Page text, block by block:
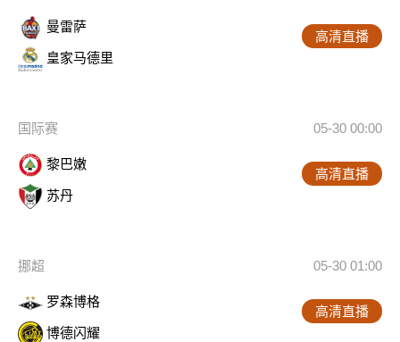
曼雷萨
皇家马德里
高清直播
国际赛 05-30 00:00
黎巴嫩
苏丹
高清直播
挪超 05-30 01:00
罗森博格
博德闪耀
高清直播